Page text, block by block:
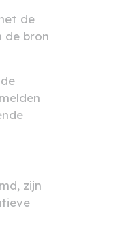
de
de bron
zijn